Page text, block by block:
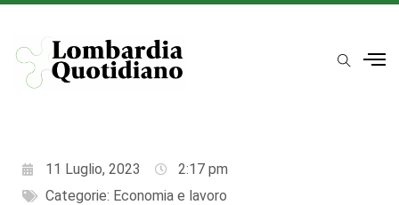
11 Luglio, 2023
2:17 pm
Categorie: Economia e lavoro